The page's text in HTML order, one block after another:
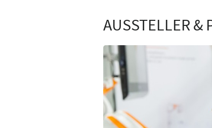
AUSSTELLER &